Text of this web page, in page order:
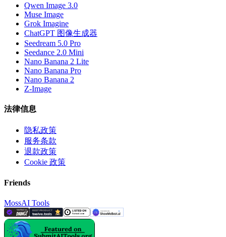
Qwen Image 3.0
Muse Image
Grok Imagine
ChatGPT 图像生成器
Seedream 5.0 Pro
Seedance 2.0 Mini
Nano Banana 2 Lite
Nano Banana Pro
Nano Banana 2
Z-Image
法律信息
隐私政策
服务条款
退款政策
Cookie 政策
Friends
MossAI Tools